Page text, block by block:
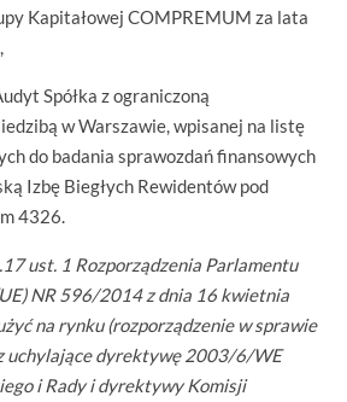
Kapitałowej COMPREMUM za lata
Spółka z ograniczoną
w Warszawie, wpisanej na listę
do badania sprawozdań finansowych
Izbę Biegłych Rewidentów pod
4326.
ust. 1 Rozporządzenia Parlamentu
NR 596/2014 z dnia 16 kwietnia
na rynku (rozporządzenie w sprawie
uchylające dyrektywę 2003/6/WE
i Rady i dyrektywy Komisji